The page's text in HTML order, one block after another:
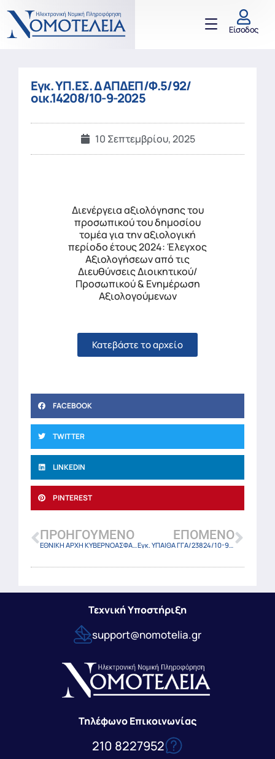
Είσοδος
Εγκ. ΥΠ.ΕΣ. ΔΑΠΔΕΠ/Φ.5/92/
οικ.14208/10-9-2025
10 Σεπτεμβρίου, 2025
Διενέργεια αξιολόγησης του
προσωπικού του δημοσίου
τομέα για την αξιολογική
περίοδο έτους 2024: Έλεγχος
Αξιολογήσεων από τις
Διευθύνσεις Διοικητικού/
Προσωπικού & Ενημέρωση
Αξιολογούμενων
Κατεβάστε το αρχείο
FACEBOOK
TWITTER
LINKEDIN
PINTEREST
ΠΡΟΗΓΟΎΜΕΝΟ
ΕΘΝΙΚΗ ΑΡΧΗ ΚΥΒΕΡΝΟΑΣΦΑΛΕΙΑΣ 28211/ΕΞ2025/10-9-2025
ΕΠΌΜΕΝΟ
Εγκ. ΥΠΑΙΘΑ ΓΓΑ/23824/10-9-2025
Τεχνική Υποστήριξη
support@nomotelia.gr
Τηλέφωνο Επικοινωνίας
210 8227952